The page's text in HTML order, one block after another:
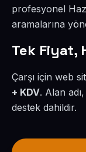
profesyonel
aramalarına
Tek Fiyat,
Çarşı için web
+ KDV. Alan
destek dahildir.